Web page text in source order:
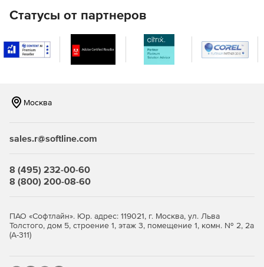
Статусы от партнеров
Москва
sales.r@softline.com
8 (495) 232-00-60
8 (800) 200-08-60
ПАО «Софтлайн». Юр. адрес: 119021, г. Москва, ул. Льва
Толстого, дом 5, строение 1, этаж 3, помещение 1, комн. № 2, 2а
(А-311)